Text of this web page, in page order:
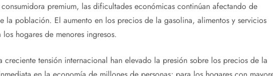
premium, las dificultades económicas continúan afectando de
la población. El aumento en los precios de la gasolina, alimentos y servicios
hogares de menores ingresos.
creciente tensión internacional han elevado la presión sobre los precios de la